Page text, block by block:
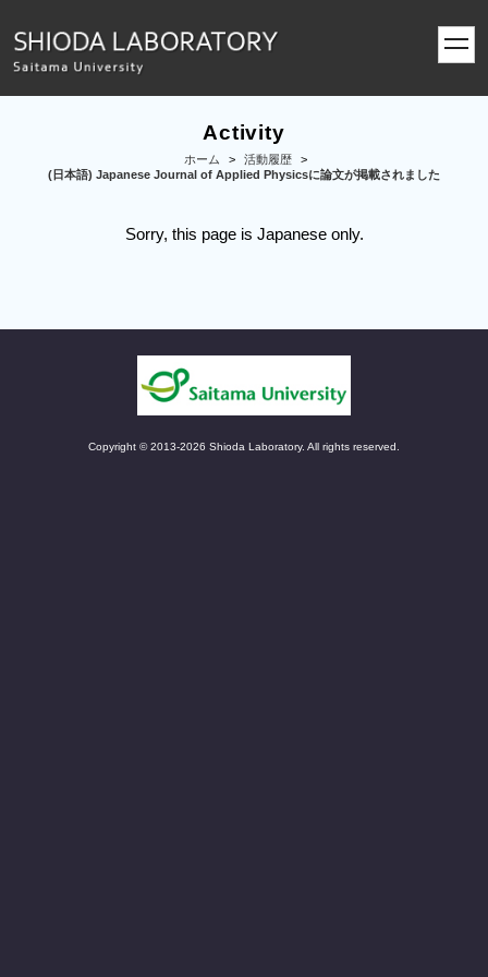
toggle
Activity
ホーム > 活動履歴
>
(日本語) Japanese Journal of Applied Physicsに論文が掲載されました
Sorry, this page is Japanese only.
Copyright © 2013-2026 Shioda Laboratory. All rights reserved.